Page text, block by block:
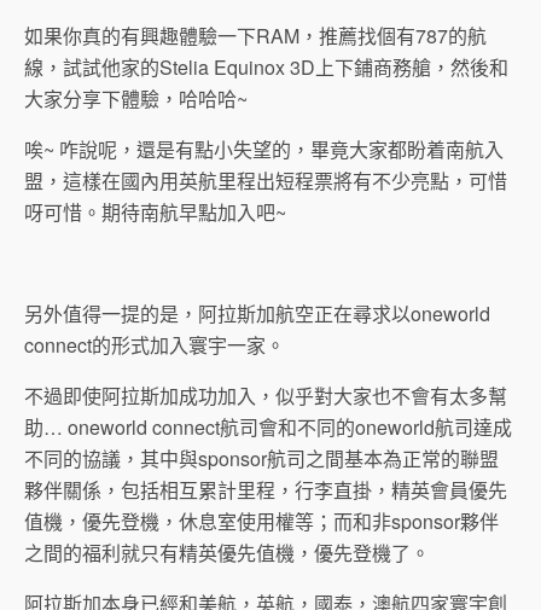
如果你真的有興趣體驗一下RAM，推薦找個有787的航
線，試試他家的Stelia Equinox 3D上下鋪商務艙，然後和
大家分享下體驗，哈哈哈~
唉~ 咋說呢，還是有點小失望的，畢竟大家都盼着南航入
盟，這樣在國內用英航里程出短程票將有不少亮點，可惜
呀可惜。期待南航早點加入吧~
另外值得一提的是，阿拉斯加航空正在尋求以oneworld
connect的形式加入寰宇一家。
不過即使阿拉斯加成功加入，似乎對大家也不會有太多幫
助… oneworld connect航司會和不同的oneworld航司達成
不同的協議，其中與sponsor航司之間基本為正常的聯盟
夥伴關係，包括相互累計里程，行李直掛，精英會員優先
值機，優先登機，休息室使用權等；而和非sponsor夥伴
之間的福利就只有精英優先值機，優先登機了。
阿拉斯加本身已經和美航，英航，國泰，澳航四家寰宇創